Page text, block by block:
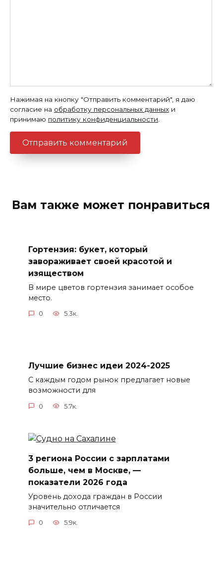
Нажимая на кнопку "Отправить комментарий", я даю
согласие на обработку персональных данных и
принимаю политику конфиденциальности
Вам также может понравиться
Гортензия: букет, который
завораживает своей красотой и
изяществом
В мире цветов гортензия занимает особое
место.
0 5.3к.
Лучшие бизнес идеи 2024-2025
С каждым годом рынок предлагает новые
возможности для
0 5.7к.
3 региона России с зарплатами
больше, чем в Москве, —
показатели 2026 года
Уровень дохода граждан в России
значительно отличается
0 5.9к.